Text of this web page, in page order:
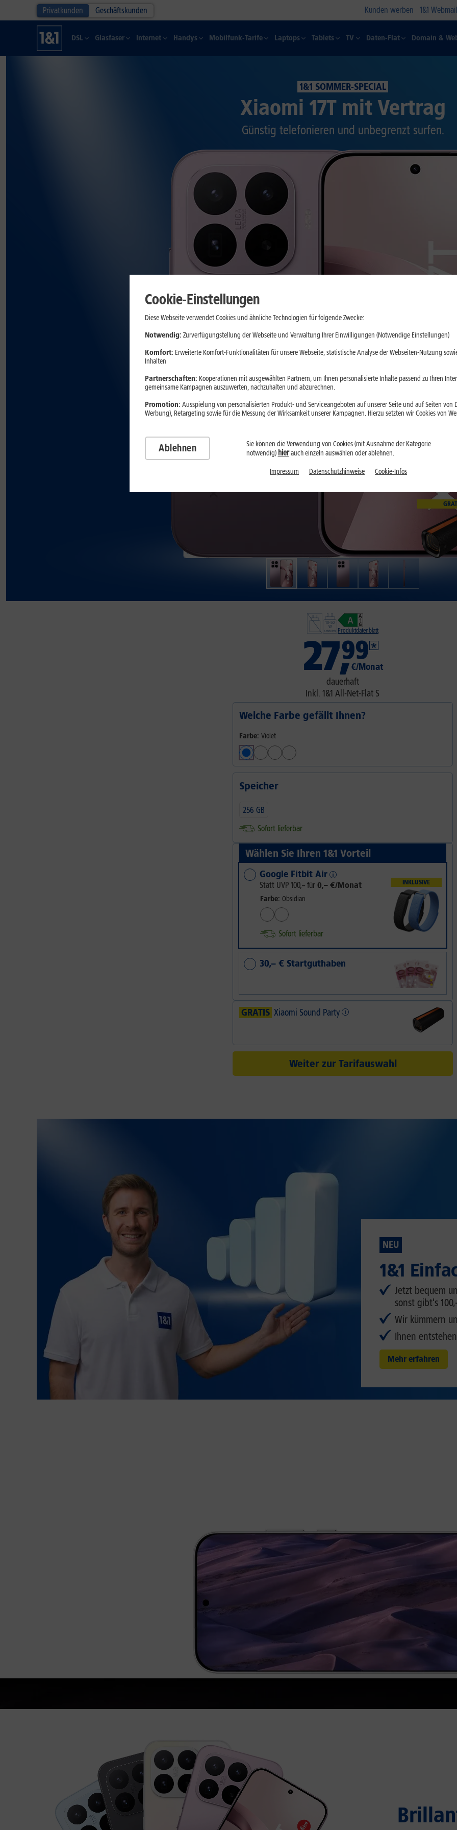
Privatkunden Geschäftskunden Kunden werben 1&1
DSL Glasfaser Internet Handys Mobilfunk-Tarife Laptops Tablets TV Daten-Flat Domain &
1&1 SOMMER-SPECIAL
Xiaomi 17T mit Vertrag
Günstig telefonieren und unbegrenzt surfen.
Produktdatenblatt
27,99
€/Monat
dauerhaft
Inkl.1&1 All-Net-Flat S
Welche Farbe gefällt Ihnen?
Farbe: Violet
Speicher
256 GB
Sofort lieferbar
Wählen Sie Ihren 1&1 Vorteil
Google Fitbit Air
Statt UVP 100,– für 0,– €/Monat INKLUSIVE
Farbe: Obsidian
Sofort lieferbar
30,– € Startguthaben
GRATIS Xiaomi Sound Party
Weiter zur Tarifauswahl
NEU
1&1
Jetzt bequem
sonst gibt's
Wir kümmern
Ihnen
Mehr erfahren
Cookie-Einstellungen
Diese Webseite verwendet Cookies und ähnliche Technologien für folgende Zwecke:
Notwendig: Zurverfügungstellung der Webseite und Verwaltung Ihrer Einwilligungen (Notwendige Einstellungen)
Komfort: Erweiterte Komfort-Funktionalitäten für unsere Webseite, statistische Analyse der Webseiten-Nutzung
Inhalten
Partnerschaften: Kooperationen mit ausgewählten Partnern, um Ihnen personalisierte Inhalte passend zu Ihren
gemeinsame Kampagnen auszuwerten, nachzuhalten und abzurechnen.
Promotion: Ausspielung von personalisierten Produkt- und Serviceangeboten auf unserer Seite und auf Seiten von
Werbung), Retargeting sowie für die Messung der Wirksamkeit unserer Kampagnen. Hierzu setzten wir Cookies von
Ablehnen
Sie können die Verwendung von Cookies (mit Ausnahme der Kategorie
notwendig) hierauch einzeln auswählen oder ablehnen.
Impressum Datenschutzhinweise Cookie-Infos